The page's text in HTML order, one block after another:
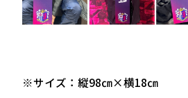
※サイズ：縦98㎝×横18㎝